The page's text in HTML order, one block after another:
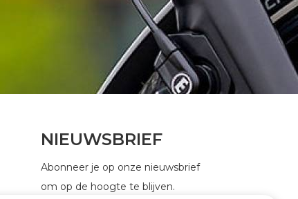
NIEUWSBRIEF
Abonneer je op onze nieuwsbrief
om op de hoogte te blijven.